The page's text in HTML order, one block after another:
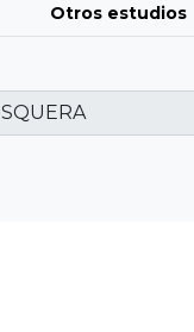
Otros estudios